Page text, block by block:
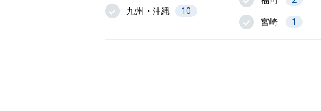
九州・沖縄 10
宮崎 1